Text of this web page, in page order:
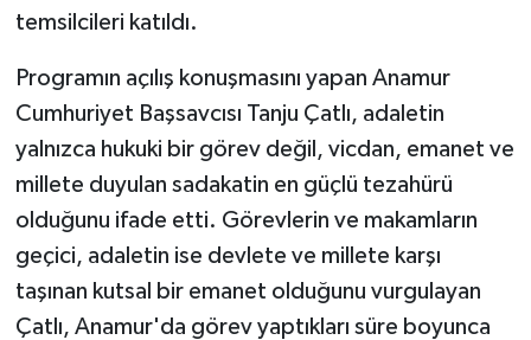
temsilcileri katıldı.
Programın açılış konuşmasını yapan Anamur
Cumhuriyet Başsavcısı Tanju Çatlı, adaletin
yalnızca hukuki bir görev değil, vicdan, emanet ve
millete duyulan sadakatin en güçlü tezahürü
olduğunu ifade etti. Görevlerin ve makamların
geçici, adaletin ise devlete ve millete karşı
taşınan kutsal bir emanet olduğunu vurgulayan
Çatlı, Anamur'da görev yaptıkları süre boyunca